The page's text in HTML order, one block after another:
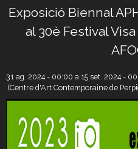
Exposició Biennal
al 30è Festival
31 ag. 2024 - 00:00 a 15 set. 2024 -
(Centre d'Art Contemporaine de